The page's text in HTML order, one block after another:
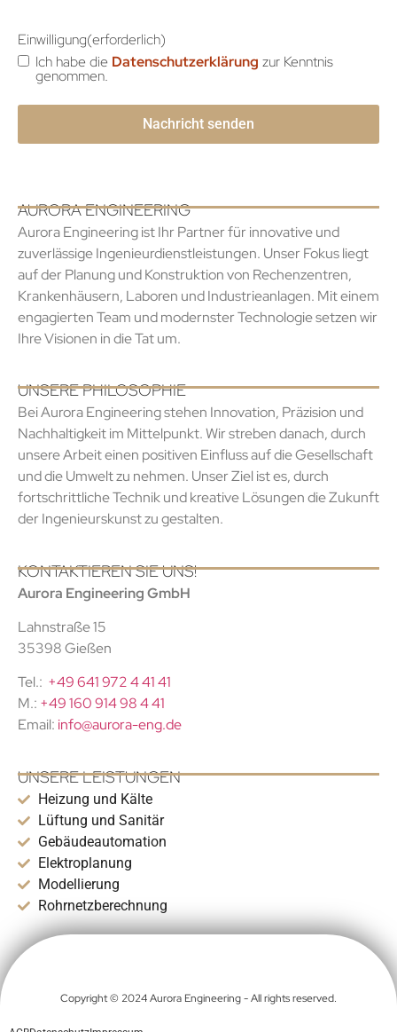
Einwilligung(erforderlich)
Ich habe die Datenschutzerklärung zur Kenntnis
genommen.
AURORA ENGINEERING
Aurora Engineering ist Ihr Partner für innovative und
zuverlässige Ingenieurdienstleistungen. Unser Fokus liegt
auf der Planung und Konstruktion von Rechenzentren,
Krankenhäusern, Laboren und Industrieanlagen. Mit einem
engagierten Team und modernster Technologie setzen wir
Ihre Visionen in die Tat um.
UNSERE PHILOSOPHIE
Bei Aurora Engineering stehen Innovation, Präzision und
Nachhaltigkeit im Mittelpunkt. Wir streben danach, durch
unsere Arbeit einen positiven Einfluss auf die Gesellschaft
und die Umwelt zu nehmen. Unser Ziel ist es, durch
fortschrittliche Technik und kreative Lösungen die Zukunft
der Ingenieurskunst zu gestalten.
KONTAKTIEREN SIE UNS!
Aurora Engineering GmbH
Lahnstraße 15
35398 Gießen
Tel.: +49 641 972 4 41 41
M.: +49 160 914 98 4 41
Email: info@aurora-eng.de
UNSERE LEISTUNGEN
Heizung und Kälte
Lüftung und Sanitär
Gebäudeautomation
Elektroplanung
Modellierung
Rohrnetzberechnung
Copyright © 2024 Aurora Engineering - All rights reserved.